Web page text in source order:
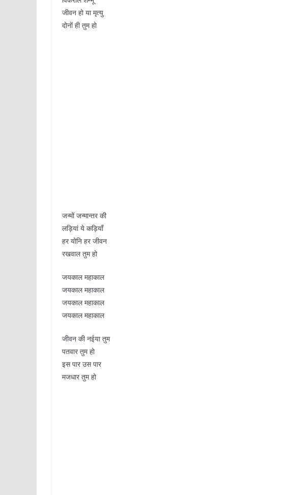
जीवन हो या मृत्यु
दोनों ही तुम हो
जन्मों जन्मान्तर की
लड़ियां ये कड़ियाँ
हर योनि हर जीवन
रखवाल तुम हो
जयकाल महाकाल
जयकाल महाकाल
जयकाल महाकाल
जयकाल महाकाल
जीवन की नईया तुम
पतवार तुम हो
इस पार उस पार
मजधार तुम हो